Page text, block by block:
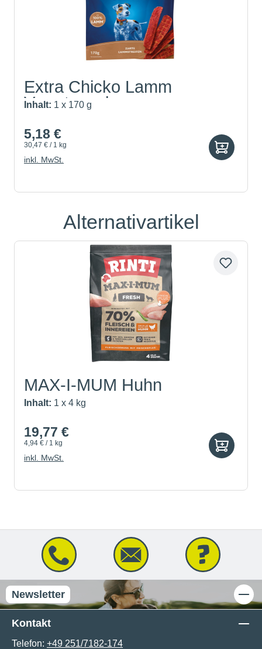
Extra Chicko Lamm
Vorratspack
Inhalt: 1 x 170 g
5,18 €
30,47 € / 1 kg
inkl. MwSt.
Produktgalerie überspringen
Alternativartikel
MAX-I-MUM Huhn
Inhalt: 1 x 4 kg
19,77 €
4,94 € / 1 kg
inkl. MwSt.
Newsletter
Kontakt
Telefon: +49 251/7182-174